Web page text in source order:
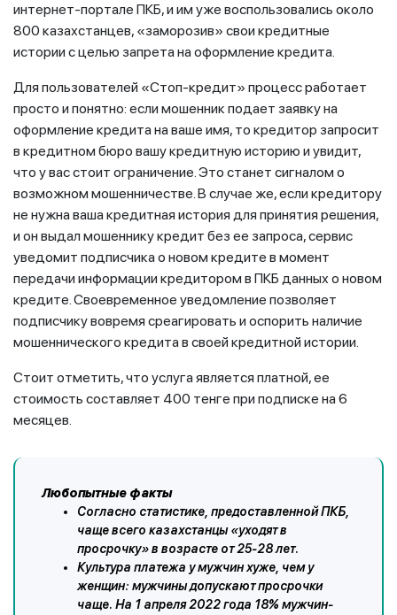
интернет-портале ПКБ, и им уже воспользовались около
800 казахстанцев, «заморозив» свои кредитные
истории с целью запрета на оформление кредита.
Для пользователей «Стоп-кредит» процесс работает
просто и понятно: если мошенник подает заявку на
оформление кредита на ваше имя, то кредитор запросит
в кредитном бюро вашу кредитную историю и увидит,
что у вас стоит ограничение. Это станет сигналом о
возможном мошенничестве. В случае же, если кредитору
не нужна ваша кредитная история для принятия решения,
и он выдал мошеннику кредит без ее запроса, сервис
уведомит подписчика о новом кредите в момент
передачи информации кредитором в ПКБ данных о новом
кредите. Своевременное уведомление позволяет
подписчику вовремя среагировать и оспорить наличие
мошеннического кредита в своей кредитной истории.
Стоит отметить, что услуга является платной, ее
стоимость составляет 400 тенге при подписке на 6
месяцев.
Любопытные факты
Согласно статистике, предоставленной ПКБ,
чаще всего казахстанцы «уходят в
просрочку» в возрасте от 25-28 лет.
Культура платежа у мужчин хуже, чем у
женщин: мужчины допускают просрочки
чаще. На 1 апреля 2022 года 18% мужчин-